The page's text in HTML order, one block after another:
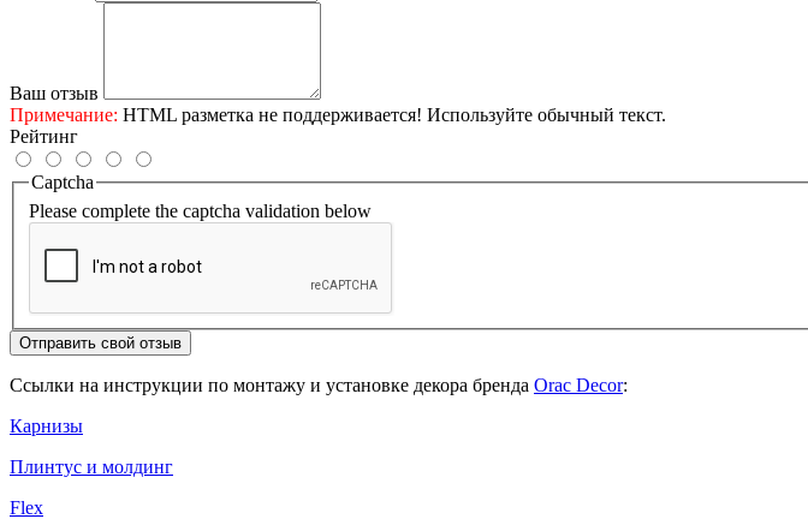
Ваш отзыв
Примечание: HTML разметка не поддерживается! Используйте обычный текст.
Рейтинг
Captcha
Please complete the captcha validation below
Отправить свой отзыв
Ссылки на инструкции по монтажу и установке декора бренда Orac Decor:
Карнизы
Плинтус и молдинг
Flex